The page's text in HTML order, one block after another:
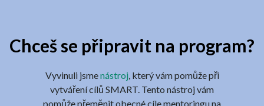
Chceš se připravit na program?
Vyvinuli jsmenástroj, který vám pomůže při
vytváření cílů SMART. Tento nástroj vám
pomůže přeměnit obecné cíle mentoringu na